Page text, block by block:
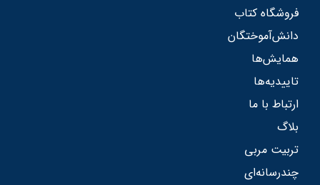
فروشگاه کتاب
دانش‌آموختگان
همایش‌ها
تاییدیه‌ها
ارتباط با ما
بلاگ
تربیت مربی
چندرسانه‌ای